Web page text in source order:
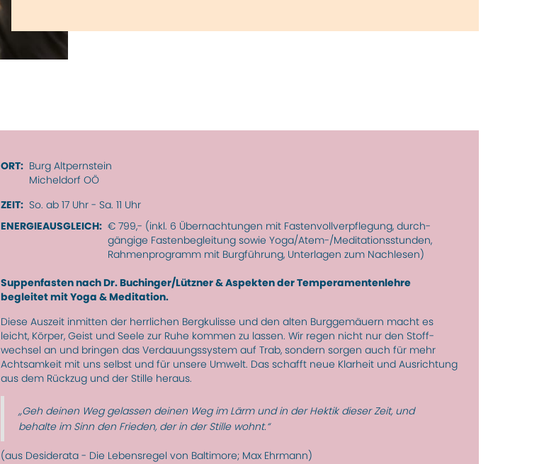
ORT: Burg Altpernstein
Micheldorf OÖ
ZEIT: So. ab 17 Uhr - Sa. 11 Uhr
ENERGIEAUSGLEICH: € 799,- (inkl. 6 Übernachtungen mit Fasten­voll­verpfle­gung, durch­
gängige Fasten­be­gleitung sowie Yoga/Atem-/Meditations­stunden,
Rahmen­pro­gramm mit Burgführung, Unter­lagen zum Nach­lesen)
Suppenfasten nach Dr. Buchinger/Lützner & Aspekten der Tempera­menten­lehre
begleitet mit Yoga & Meditation.
Diese Auszeit inmitten der herrlichen Berg­kulisse und den alten Burg­gemäuern macht es
leicht, Körper, Geist und Seele zur Ruhe kommen zu lassen. Wir regen nicht nur den Stoff­
wechsel an und bringen das Verdau­ungs­system auf Trab, sondern sorgen auch für mehr
Acht­samkeit mit uns selbst und für unsere Umwelt. Das schafft neue Klarheit und Aus­richtung
aus dem Rück­zug und der Stille heraus.
„Geh deinen Weg gelassen deinen Weg im Lärm und in der Hektik dieser Zeit, und
behalte im Sinn den Frieden, der in der Stille wohnt.“
(aus Desiderata - Die Lebensregel von Baltimore; Max Ehrmann)